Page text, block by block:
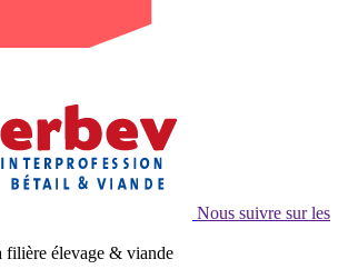
Nous suivre sur les
filière élevage & viande